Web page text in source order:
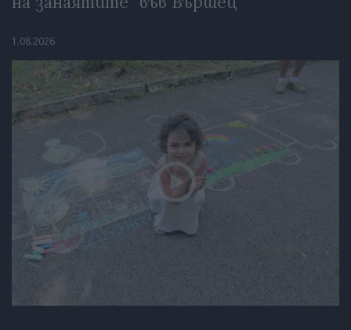
1.08.2026